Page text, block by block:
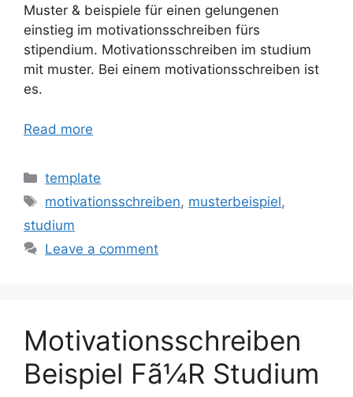
Muster & beispiele für einen gelungenen
einstieg im motivationsschreiben fürs
stipendium. Motivationsschreiben im studium
mit muster. Bei einem motivationsschreiben ist
es.
Read more
Categories
template
Tags
motivationsschreiben, musterbeispiel,
studium
Leave a comment
Motivationsschreiben
Beispiel Fã¼R Studium